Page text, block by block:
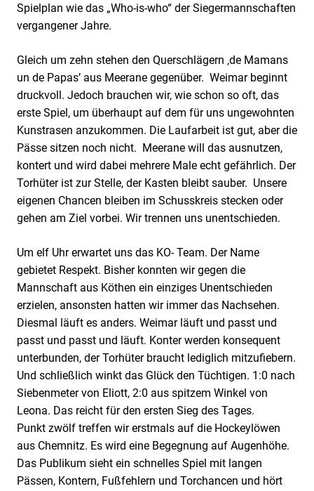
Spielplan wie das „Who-is-who“ der Siegermannschaften
vergangener Jahre.
Gleich um zehn stehen den Querschlägern ‚de Mamans
un de Papas’ aus Meerane gegenüber. Weimar beginnt
druckvoll. Jedoch brauchen wir, wie schon so oft, das
erste Spiel, um überhaupt auf dem für uns ungewohnten
Kunstrasen anzukommen. Die Laufarbeit ist gut, aber die
Pässe sitzen noch nicht. Meerane will das ausnutzen,
kontert und wird dabei mehrere Male echt gefährlich. Der
Torhüter ist zur Stelle, der Kasten bleibt sauber. Unsere
eigenen Chancen bleiben im Schusskreis stecken oder
gehen am Ziel vorbei. Wir trennen uns unentschieden.
Um elf Uhr erwartet uns das KO- Team. Der Name
gebietet Respekt. Bisher konnten wir gegen die
Mannschaft aus Köthen ein einziges Unentschieden
erzielen, ansonsten hatten wir immer das Nachsehen.
Diesmal läuft es anders. Weimar läuft und passt und
passt und passt und läuft. Konter werden konsequent
unterbunden, der Torhüter braucht lediglich mitzufiebern.
Und schließlich winkt das Glück den Tüchtigen. 1:0 nach
Siebenmeter von Eliott, 2:0 aus spitzem Winkel von
Leona. Das reicht für den ersten Sieg des Tages.
Punkt zwölf treffen wir erstmals auf die Hockeylöwen
aus Chemnitz. Es wird eine Begegnung auf Augenhöhe.
Das Publikum sieht ein schnelles Spiel mit langen
Pässen, Kontern, Fußfehlern und Torchancen und hört